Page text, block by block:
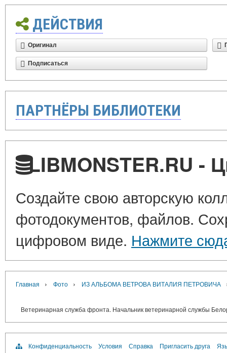
ДЕЙСТВИЯ
Оригинал
Подписаться
ПАРТНЁРЫ БИБЛИОТЕКИ
LIBMONSTER.RU -
Создайте свою авторскую
фотодокументов, файлов.
цифровом виде. Нажмите
Главная › Фото › ИЗ АЛЬБОМА ВЕТРОВА ВИТАЛИЯ ПЕТРОВИЧА
Ветеринарная служба фронта. Начальник ветеринарной службы
Конфиденциальность Условия Справка Пригласить друга